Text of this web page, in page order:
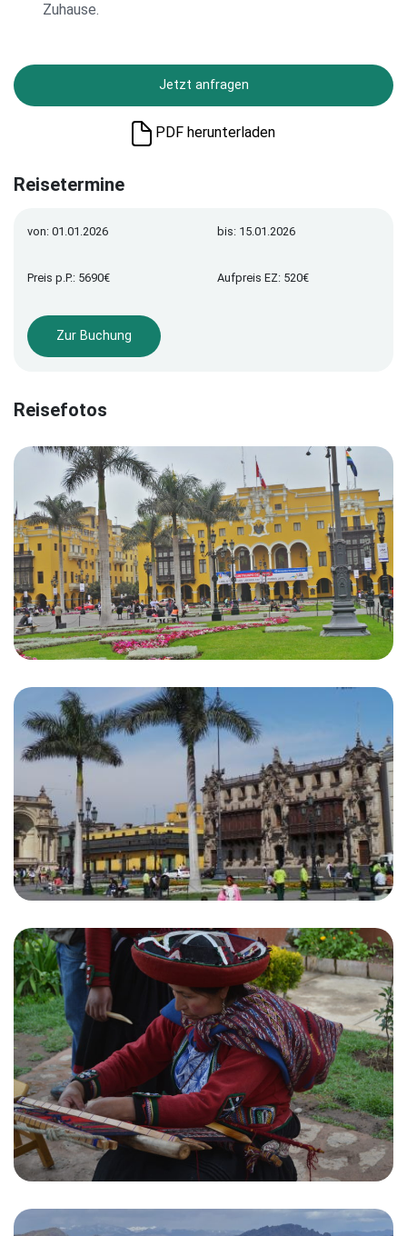
Zuhause.
Jetzt anfragen
PDF herunterladen
Reisetermine
von: 01.01.2026 bis: 15.01.2026
Preis p.P.: 5690€ Aufpreis EZ: 520€
Zur Buchung
Reisefotos